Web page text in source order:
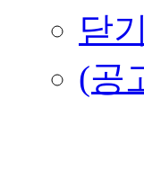
닫기
(공